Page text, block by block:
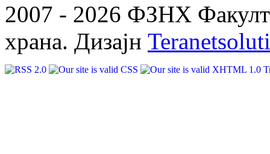
2007 - 2026 ФЗНХ
храна. Дизајн